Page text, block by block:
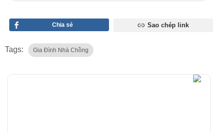
Chia sẻ Sao chép link
Tags: Gia Đình Nhà Chồng